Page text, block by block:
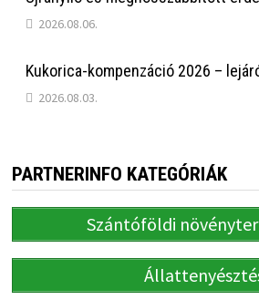
2026.08.06.
Kukorica-kompenzáció 2026 –
2026.08.03.
PARTNERINFO KATEGÓRIÁK
Szántóföldi